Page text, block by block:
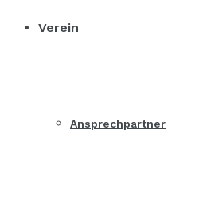
Verein
Ansprechpartner